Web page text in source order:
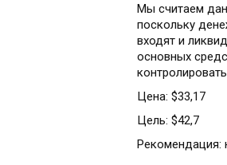
Мы считаем
поскольку
входят и
основных
Цена: $33,17
Цель: $42,7
Рекомендация: